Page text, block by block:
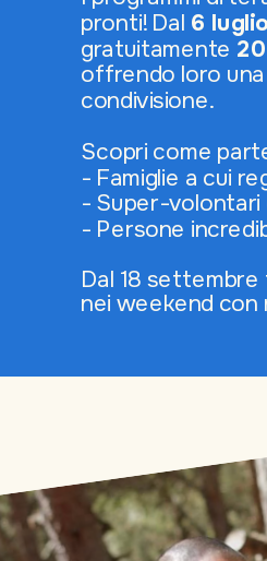
pronti! Dal 6
gratuitamente
offrendo loro
condivisione.
Scopri come
- Famiglie a cui
- Super-volontari
- Persone
Dal 18
nei weekend